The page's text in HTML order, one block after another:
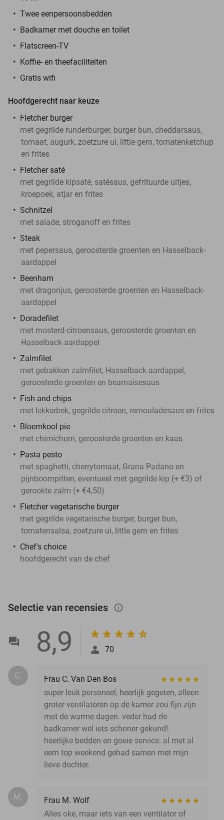
Twee eenpersoonsbedden
Badkamer met douche en toilet
Flatscreen-TV
Koffie- en theefaciliteiten
Gratis wifi
Hoofdgerecht naar keuze
Fletcher burger
met gegrilde runderburger, burger bun, cheddarsaus,
tomaat, augurk, zoetzure ui, little gem, tomatenketchup
en frites
Fletcher saté
met gegrilde kipsaté, satésaus, gefrituurde uitjes,
kroepoek, atjar en frites
Schnitzel
met salade, stroganoff en frites
Steak
met pepersaus, geroosterde groenten en Hasselback-
aardappel
Beenham
met dragonjus, geroosterde groenten en Hasselback-
aardappel
Doradefilet
met mosterd-citroensaus, geroosterde groenten en
Hasselback-aardappel
Zalmfilet
met gebakken zalmfilet, Hasselback-aardappel,
geroosterde groenten en bearnaisesaus
Fish and chips
met lekkerbek, gegrilde citroen, remouladesaus en frites
Bloemkool pie
met chimichurri, geroosterde groenten en kaas
Pasta pesto
met spaghetti, cherrytomaat, Grana Padano en
pijnboompitten, eventueel met gegrilde kip (+ €3) of
gerookte zalm (+ €4,50)
Fletcher vegetarische burger
met gegrilde vegetarische burger, burger bun,
tomatensalsa, zoetzure ui, little gem en frites
Chef's choice
hoofdgerecht van de chef
Selectie van recensies info_outlined
8,9 70
C.
Frau C. Van Den Bos
super leuk personeel, heerlijk gegeten, alleen
groter ventilatoren op de kamer zou fijn zijn
met de warme dagen. veder had de
badkamer wel iets schoner gekund!.
heerlijke bedden en goeie service. al met al
eem top weekend gehad samen met mijn
lieve dochter.
M.
Frau M. Wolf
Alles oke, maar iets van een ventilator of